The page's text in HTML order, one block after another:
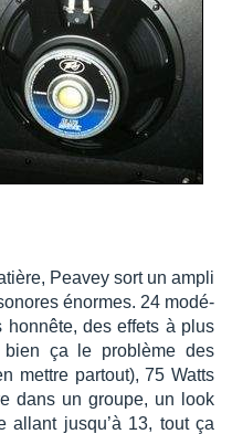
Peavey sort un ampli
énormes. 24 modé­
honnête, des effets à plus
ça le problème des
mettre partout), 75 Watts
dans un groupe, un look
allant jusqu’à 13, tout ça